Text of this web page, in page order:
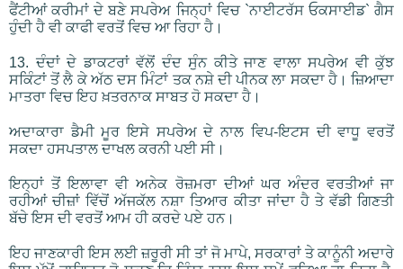
ਫੈਂਟੀਆਂ ਕਰੀਮਾਂ ਦੇ ਬਣੇ ਸਪਰੇਅ ਜਿਨ੍ਹਾਂ ਵਿਚ `ਨਾਈਟਰੱਸ ਓਕਸਾਈਡ` ਗੈਸ
ਹੁੰਦੀ ਹੈ ਵੀ ਕਾਫੀ ਵਰਤੋਂ ਵਿਚ ਆ ਰਿਹਾ ਹੈ।
13. ਦੰਦਾਂ ਦੇ ਡਾਕਟਰਾਂ ਵੱਲੋਂ ਦੰਦ ਸੁੰਨ ਕੀਤੇ ਜਾਣ ਵਾਲਾ ਸਪਰੇਅ ਵੀ ਕੁੱਝ
ਸਕਿੰਟਾਂ ਤੋਂ ਲੈ ਕੇ ਅੱਠ ਦਸ ਮਿੰਟਾਂ ਤਕ ਨਸ਼ੇ ਦੀ ਪੀਨਕ ਲਾ ਸਕਦਾ ਹੈ। ਜ਼ਿਆਦਾ
ਮਾਤਰਾ ਵਿਚ ਇਹ ਖ਼ਤਰਨਾਕ ਸਾਬਤ ਹੋ ਸਕਦਾ ਹੈ।
ਅਦਾਕਾਰਾ ਡੈਮੀ ਮੂਰ ਇਸੇ ਸਪਰੇਅ ਦੇ ਨਾਲ ਵਿਪ-ਇਟਸ ਦੀ ਵਾਧੂ ਵਰਤੋਂ
ਸਕਦਾ ਹਸਪਤਾਲ ਦਾਖਲ ਕਰਨੀ ਪਈ ਸੀ।
ਇਨ੍ਹਾਂ ਤੋਂ ਇਲਾਵਾ ਵੀ ਅਨੇਕ ਰੋਜ਼ਮਰਾ ਦੀਆਂ ਘਰ ਅੰਦਰ ਵਰਤੀਆਂ ਜਾ
ਰਹੀਆਂ ਚੀਜ਼ਾਂ ਵਿੱਚੋਂ ਅੱਜਕੱਲ ਨਸ਼ਾ ਤਿਆਰ ਕੀਤਾ ਜਾਂਦਾ ਹੈ ਤੇ ਵੱਡੀ ਗਿਣਤੀ
ਬੱਚੇ ਇਸ ਦੀ ਵਰਤੋਂ ਆਮ ਹੀ ਕਰਦੇ ਪਏ ਹਨ।
ਇਹ ਜਾਣਕਾਰੀ ਇਸ ਲਈ ਜ਼ਰੂਰੀ ਸੀ ਤਾਂ ਜੋ ਮਾਪੇ, ਸਰਕਾਰਾਂ ਤੇ ਕਾਨੂੰਨੀ ਅਦਾਰੇ